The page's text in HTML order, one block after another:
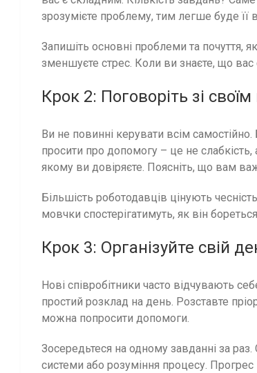
зрозумієте проблему, тим легше буде її
Запишіть основні проблеми та почуття,
зменшуєте стрес. Коли ви знаєте, що
Крок 2: Поговоріть зі
Ви не повинні керувати всім
просити про допомогу – це не слабкість,
якому ви довіряєте. Поясніть, що вам
Більшість роботодавців цінують
мовчки спостерігатимуть, як він
Крок 3: Організуйте свій
Нові співробітники часто відчувають
простий розклад на день. Розставте
можна попросити допомоги.
Зосередьтеся на одному завданні за
системи або розуміння процесу.